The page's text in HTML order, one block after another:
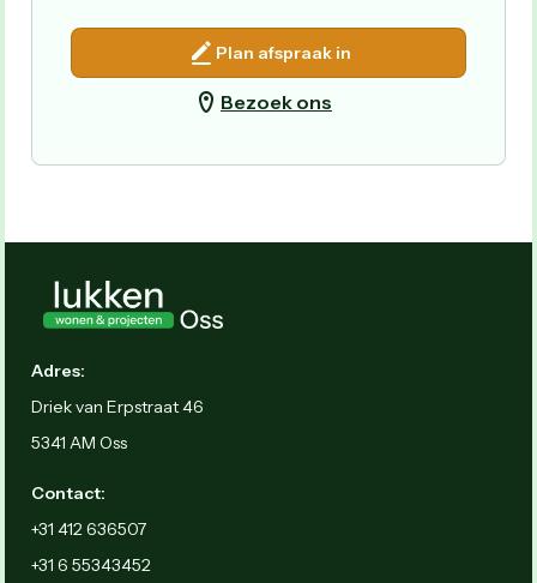
Plan afspraak in
Bezoek ons
Adres:
Driek van Erpstraat 46
5341 AM Oss
Contact:
+31 412 636507
+31 6 55343452